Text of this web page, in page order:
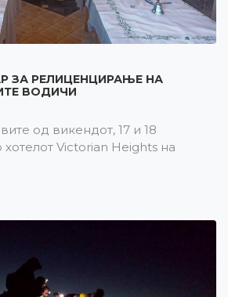
ЗА РЕЛИЦЕНЦИРАЊЕ НА
ВОДИЧИ
од викендот, 17 и 18
Victorian Heights на